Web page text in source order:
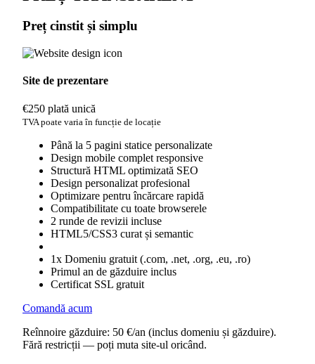
Prețcinstitși simplu
Site de prezentare
€250 plată unică
TVA poate varia în funcție de locație
Până la 5 pagini statice personalizate
Design mobile complet responsive
Structură HTML optimizată SEO
Design personalizat profesional
Optimizare pentru încărcare rapidă
Compatibilitate cu toate browserele
2 runde de revizii incluse
HTML5/CSS3 curat și semantic
1x Domeniu gratuit (.com, .net, .org, .eu, .ro)
Primul an de găzduire inclus
Certificat SSL gratuit
Comandă acum
Reînnoire găzduire: 50 €/an (inclus domeniu și găzduire).
Fără restricții — poți muta site-ul oricând.